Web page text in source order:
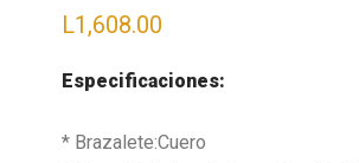
L1,608.00
Especificaciones:
* Brazalete:Cuero